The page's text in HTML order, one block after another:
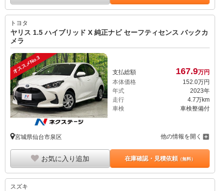
トヨタ
ヤリス 1.5 ハイブリッド X 純正ナビ セーフティセンス バックカ
メラ
オススメNo.3 支払総額 167.9万円
本体価格
152.0万円
年式
2023年
走行
4.7万km
車検
車検整備付
宮城県仙台市泉区 他の情報を開く
お気に入り追加 在庫確認・見積依頼（無料）
スズキ